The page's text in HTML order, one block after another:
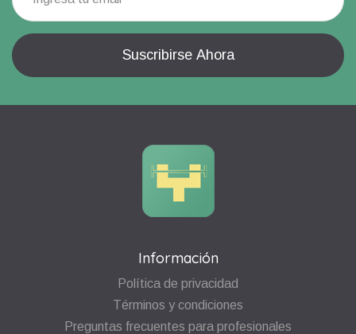
Información
Política de privacidad
Términos y condiciones
Preguntas frecuentes para profesionales